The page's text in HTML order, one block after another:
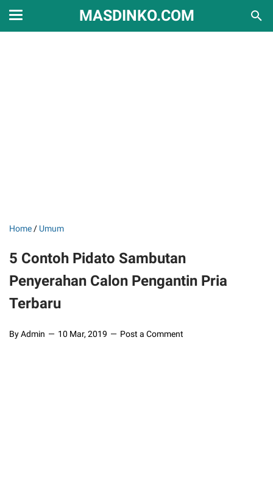
MASDINKO.COM
Home / Umum
5 Contoh Pidato Sambutan
Penyerahan Calon Pengantin Pria
Terbaru
By Admin 10 Mar, 2019 Post a Comment